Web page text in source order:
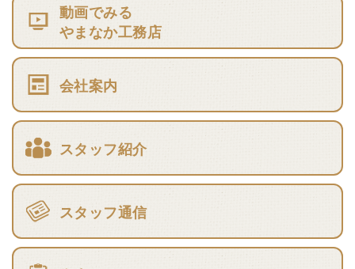
動画でみる
やまなか工務店
会社案内
スタッフ紹介
スタッフ通信